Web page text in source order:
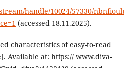
handle/10024/57330/
(accessed 18.11.2025).
characteristics of easy-to-read
Available at: https:// www.diva-